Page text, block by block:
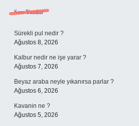
Sidebar
Son Yazılar
Sürekli pul nedir ?
Ağustos 8, 2026
Kalbur nedir ne işe yarar ?
Ağustos 7, 2026
Beyaz araba neyle yıkanırsa parlar ?
Ağustos 6, 2026
Kavanin ne ?
Ağustos 5, 2026